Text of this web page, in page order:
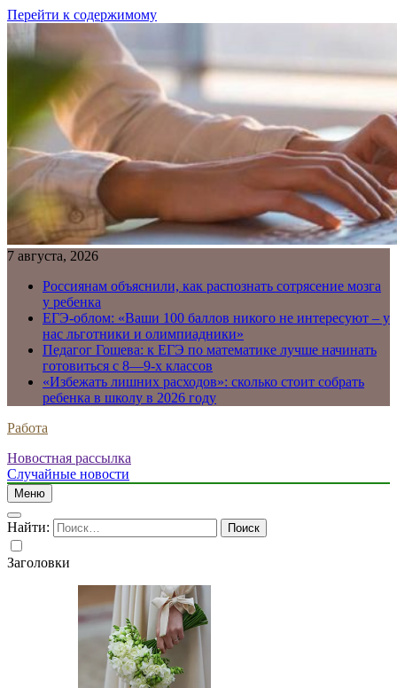
Перейти к содержимому
7 августа, 2026
Россиянам объяснили, как распознать сотрясение мозга
у ребенка
ЕГЭ-облом: «Ваши 100 баллов никого не интересуют – у
нас льготники и олимпиадники»
Педагог Гошева: к ЕГЭ по математике лучше начинать
готовиться с 8—9-х классов
«Избежать лишних расходов»: сколько стоит собрать
ребенка в школу в 2026 году
Работа
Новостная рассылка
Случайные новости
Меню
Найти:
Заголовки